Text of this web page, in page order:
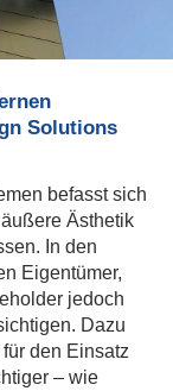
Solutions
befasst sich
Ästhetik
In den
Eigentümer,
jedoch
Dazu
den Einsatz
– wie